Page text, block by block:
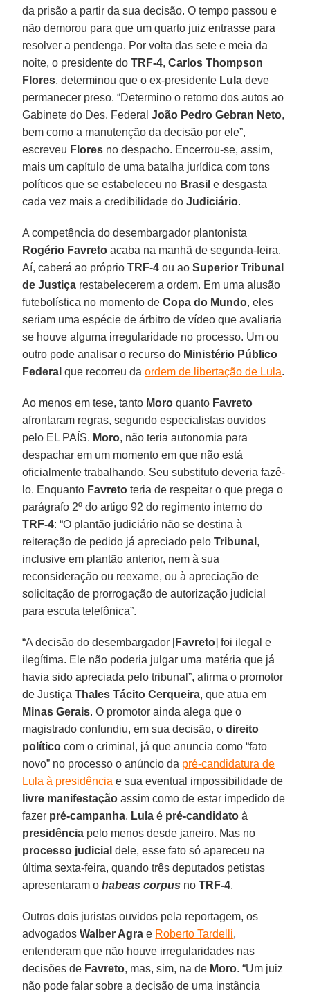
da prisão a partir da sua decisão. O tempo passou e
não demorou para que um quarto juiz entrasse para
resolver a pendenga. Por volta das sete e meia da
noite, o presidente doTRF-4,Carlos Thompson
Flores, determinou que o ex-presidente Lula deve
permanecer preso. “Determino o retorno dos autos ao
Gabinete do Des. FederalJoão Pedro Gebran Neto,
bem como a manutenção da decisão por ele”,
escreveu Flores no despacho. Encerrou-se, assim,
mais um capítulo de uma batalha jurídica com tons
políticos que se estabeleceu no Brasil e desgasta
cada vez mais a credibilidade doJudiciário.
A competência do desembargador plantonista
Rogério Favreto acaba na manhã de segunda-feira.
Aí, caberá ao próprioTRF-4ou ao Superior Tribunal
de Justiça restabelecerem a ordem. Em uma alusão
futebolística no momento deCopa do Mundo, eles
seriam uma espécie de árbitro de vídeo que avaliaria
se houve alguma irregularidade no processo. Um ou
outro pode analisar o recurso do Ministério Público
Federal que recorreu daordem de libertação de Lula.
Ao menos em tese, tanto Moro quanto Favreto
afrontaram regras, segundo especialistas ouvidos
pelo EL PAÍS. Moro, não teria autonomia para
despachar em um momento em que não está
oficialmente trabalhando. Seu substituto deveria fazê-
lo. Enquanto Favreto teria de respeitar o que prega o
parágrafo 2º do artigo 92 do regimento interno do
TRF-4: “O plantão judiciário não se destina à
reiteração de pedido já apreciado peloTribunal ,
inclusive em plantão anterior, nem à sua
reconsideração ou reexame, ou à apreciação de
solicitação de prorrogação de autorização judicial
para escuta telefônica”.
“A decisão do desembargador [Favreto] foi ilegal e
ilegítima. Ele não poderia julgar uma matéria que já
havia sido apreciada pelo tribunal”, afirma o promotor
de JustiçaThales Tácito Cerqueira, que atua em
Minas Gerais. O promotor ainda alega que o
magistrado confundiu, em sua decisão, odireito
político com o criminal, já que anuncia como “fato
novo” no processo o anúncio da pré-candidatura de
Lula à presidência e sua eventual impossibilidade de
livre manifestação assim como de estar impedido de
fazer pré-campanha. Lula é pré-candidato à
presidência pelo menos desde janeiro. Mas no
processo judicial dele, esse fato só apareceu na
última sexta-feira, quando três deputados petistas
apresentaram o habeas corpus noTRF-4.
Outros dois juristas ouvidos pela reportagem, os
advogadosWalber Agra e Roberto Tardelli,
entenderam que não houve irregularidades nas
decisões de Favreto, mas, sim, na de Moro. “Um juiz
não pode falar sobre a decisão de uma instância